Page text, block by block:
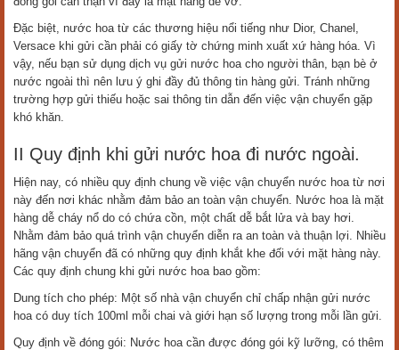
Đặc biệt, nước hoa từ các thương hiệu nổi tiếng như Dior, Chanel,
Versace khi gửi cần phải có giấy tờ chứng minh xuất xứ hàng hóa. Vì
vậy, nếu bạn sử dụng dịch vụ gửi nước hoa cho người thân, bạn bè ở
nước ngoài thì nên lưu ý ghi đầy đủ thông tin hàng gửi. Tránh những
trường hợp gửi thiếu hoặc sai thông tin dẫn đến việc vận chuyển gặp
khó khăn.
II Quy định khi gửi nước hoa đi nước ngoài.
Hiện nay, có nhiều quy định chung về việc vận chuyển nước hoa từ nơi
này đến nơi khác nhằm đảm bảo an toàn vận chuyển. Nước hoa là mặt
hàng dễ cháy nổ do có chứa cồn, một chất dễ bắt lửa và bay hơi.
Nhằm đảm bảo quá trình vận chuyển diễn ra an toàn và thuận lợi. Nhiều
hãng vận chuyển đã có những quy định khắt khe đối với mặt hàng này.
Các quy định chung khi gửi nước hoa bao gồm:
Dung tích cho phép: Một số nhà vận chuyển chỉ chấp nhận gửi nước
hoa có duy tích 100ml mỗi chai và giới hạn số lượng trong mỗi lần gửi.
Quy định về đóng gói: Nước hoa cần được đóng gói kỹ lưỡng, có thêm